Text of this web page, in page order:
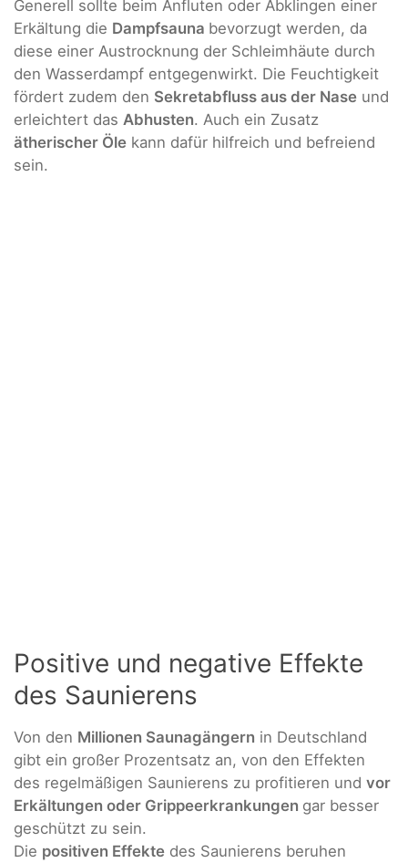
Generell sollte beim Anfluten oder Abklingen einer
Erkältung die Dampfsauna bevorzugt werden, da
diese einer Austrocknung der Schleimhäute durch
den Wasserdampf entgegenwirkt. Die Feuchtigkeit
fördert zudem den Sekretabfluss aus der Nase und
erleichtert das Abhusten. Auch ein Zusatz
ätherischer Öle kann dafür hilfreich und befreiend
sein.
Positive und negative Effekte
des Saunierens
Von den Millionen Saunagängern in Deutschland
gibt ein großer Prozentsatz an, von den Effekten
des regelmäßigen Saunierens zu profitieren und vor
Erkältungen oder Grippeerkrankungen gar besser
geschützt zu sein.
Die positiven Effekte des Saunierens beruhen